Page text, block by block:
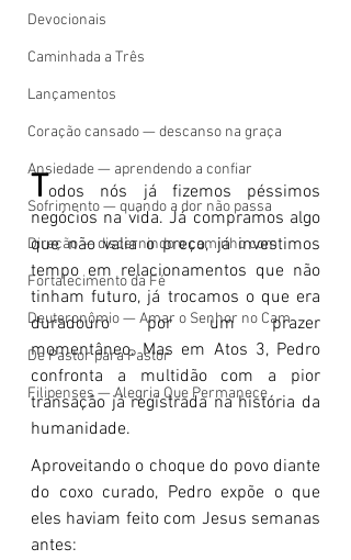
Devocionais
Caminhada a Três
Lançamentos
Coração cansado — descanso na graça
Ansiedade — aprendendo a confiar
Sofrimento — quando a dor não passa
Direção — discernindo o caminho com
Fortalecimento da Fé
Deuteronômio — Amar o Senhor no Cam
De Pastor para Pastor
Filipenses — Alegria Que Permanece
Todos nós já fizemos péssimos
negócios na vida. Já compramos algo
que não valia o preço, já investimos
tempo em relacionamentos que não
tinham futuro, já trocamos o que era
duradouro por um prazer
momentâneo. Mas em Atos 3, Pedro
confronta a multidão com a pior
transação já registrada na história da
humanidade.
Aproveitando o choque do povo diante
do coxo curado, Pedro expõe o que
eles haviam feito com Jesus semanas
antes: